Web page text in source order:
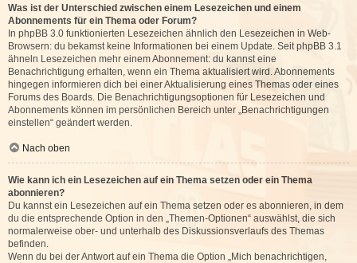
Was ist der Unterschied zwischen einem Lesezeichen und einem
Abonnements für ein Thema oder Forum?
In phpBB 3.0 funktionierten Lesezeichen ähnlich den Lesezeichen in Web-
Browsern: du bekamst keine Informationen bei einem Update. Seit phpBB 3.1
ähneln Lesezeichen mehr einem Abonnement: du kannst eine
Benachrichtigung erhalten, wenn ein Thema aktualisiert wird. Abonnements
hingegen informieren dich bei einer Aktualisierung eines Themas oder eines
Forums des Boards. Die Benachrichtigungsoptionen für Lesezeichen und
Abonnements können im persönlichen Bereich unter „Benachrichtigungen
einstellen“ geändert werden.
Nach oben
Wie kann ich ein Lesezeichen auf ein Thema setzen oder ein Thema
abonnieren?
Du kannst ein Lesezeichen auf ein Thema setzen oder es abonnieren, in dem
du die entsprechende Option in den „Themen-Optionen“ auswählst, die sich
normalerweise ober- und unterhalb des Diskussionsverlaufs des Themas
befinden.
Wenn du bei der Antwort auf ein Thema die Option „Mich benachrichtigen,